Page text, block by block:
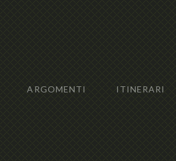
ARGOMENTI ITINERARI